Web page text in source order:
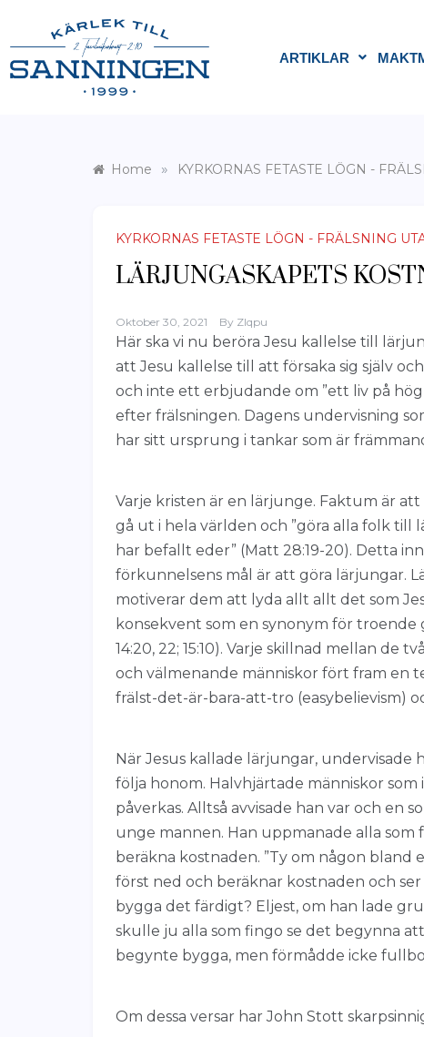
ARTIKLAR
Home » KYRKORNAS FETASTE LÖGN -
KYRKORNAS FETASTE LÖGN - FRÄLSNING
LÄRJUNGASKAPETS
Oktober 30, 2021 By Zlqpu
Här ska vi nu beröra Jesu kallelse till
att Jesu kallelse till att försaka sig själv
och inte ett erbjudande om ”ett liv på
efter frälsningen. Dagens undervisning
har sitt ursprung i tankar som är
Varje kristen är en lärjunge. Faktum är
gå ut i hela världen och ”göra alla folk till
har befallt eder” (Matt 28:19-20). Detta
förkunnelsens mål är att göra lärjungar.
motiverar dem att lyda allt allt det som
konsekvent som en synonym för troende
14:20, 22; 15:10). Varje skillnad mellan
och välmenande människor fört fram en
frälst-det-är-bara-att-tro (easybelievism)
När Jesus kallade lärjungar,
följa honom. Halvhjärtade människor
påverkas. Alltså avvisade han var och en
unge mannen. Han uppmanade alla
beräkna kostnaden. ”Ty om någon bland
först ned och beräknar kostnaden och
bygga det färdigt? Eljest, om han lade
skulle ju alla som fingo se det begynna
begynte bygga, men förmådde icke
Om dessa versar har John Stott